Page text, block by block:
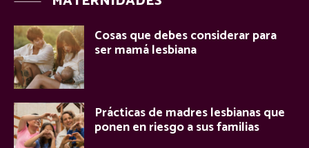
Cosas que debes considerar para
ser mamá lesbiana
Prácticas de madres lesbianas que
ponen en riesgo a sus familias